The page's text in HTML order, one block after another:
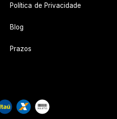
Política de Privacidade
Blog
Prazos